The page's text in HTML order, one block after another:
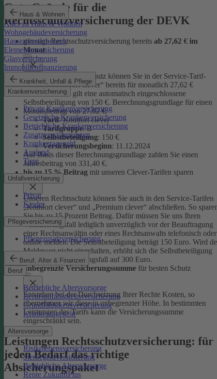
Haus & Wohnen
Alles zu Haus & Wohnen
Wohngebäudeversicherung
Hausratversicherung
Elementarversicherung
Glasversicherung
Immobilienfinanzierung
Krankheit, Unfall & Pflege
Krankenversicherung
Private Krankenversicherung
Gesetzliche Krankenversicherung
Betriebliche Krankenversicherung
Zusatzversicherungen
Krankentagegeld
Ausland
Tiere
Unfallversicherung
Privat
Kinder
Pflegeversicherung
Pflegezusatzversicherung
Beruf, Alter & Finanzen
Beruf
Betriebliche Altersvorsorge
Berufsunfähigkeitsversicherung
Grundfähigkeitsversicherung
Krankentagegeld
Altersvorsorge
Risikolebensversicherung
Sterbegeldversicherung
Betriebliche Altersvorsorge
Rente ZukunftPlus
Gute Gründe für die
Rechtsschutzversicherung der DEVK
günstige Rechtsschutzversicherung bereits ab 27,62 € im
Monat
Unseren Privatrechtsschutz können Sie in der Service-Tarif-
Variante „Komfort clever“ bereits für monatlich 27,62 €
abschließen. Es gilt eine automatisch eingeschlossene
Selbstbeteiligung von 150 €. Berechnungsgrundlage für einen
Monatsbeitrag von 27,62 €:
Tarif: Komfort clever
Tarifgruppe: B
Selbstbeteiligung: 150 €
Versicherungsbeginn: 11.12.2024
Auf Basis dieser Berechnungsgrundlage zahlen Sie einen
Jahresbeitrag von 331,40 €.
bis zu 15 % Beitrag mit unseren Clever-Tarifen sparen
Unseren Rechtsschutz können Sie auch in den Service-Tarifen
„Komfort clever“ und „Premium clever“ abschließen. So
Sie bis zu 15 Prozent Beitrag. Dafür müssen Sie uns Ihren
Versicherungsfall lediglich unverzüglich vor der Beauftragung
einer Rechtsanwältin oder eines Rechtsanwalts telefonisch oder
online melden. Die Selbstbeteiligung beträgt 150 Euro. Wird
Meldeweg nicht eingehalten, erhöht sich die Selbstbeteiligung
für diesen Versicherungsfall auf 300 Euro.
unbegrenzte Versicherungssumme für besten Schutz
Entstehen bei der Durchsetzung Ihrer Rechte Kosten, so
übernehmen wir diese in unbegrenzter Höhe. In bestimmten
Leistungen des Tarifs kann die Versicherungssumme
eingeschränkt sein.
Leistungen Rechtsschutzversicherung: für
jeden Bedarf das richtige
Absicherungspaket